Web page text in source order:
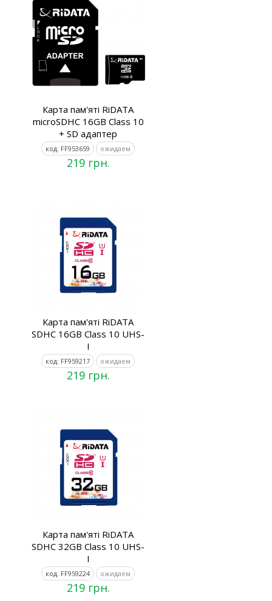
Карта пам'яті RiDATA
microSDHC 16GB Class 10
+ SD адаптер
код: FF953659 ожидаем
219 грн.
Карта пам'яті RiDATA
SDHC 16GB Class 10 UHS-
I
код: FF959217 ожидаем
219 грн.
Карта пам'яті RiDATA
SDHC 32GB Class 10 UHS-
I
код: FF959224 ожидаем
219 грн.